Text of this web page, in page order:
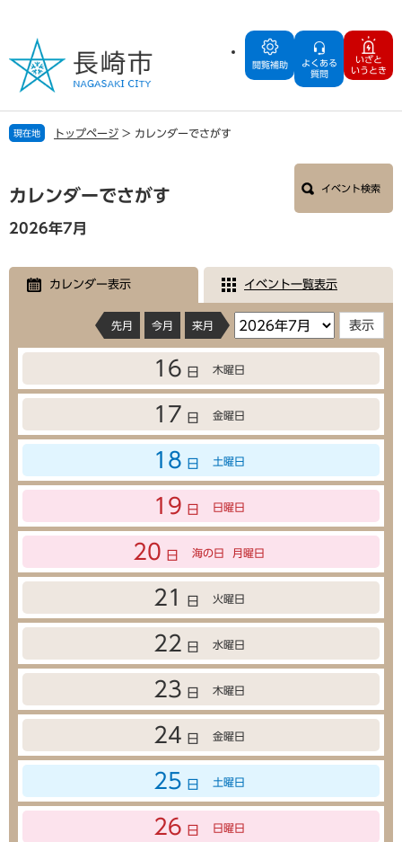
の
で
す
ー
ば
し
文
閲覧補助
よくある
質問
いざと
いうとき
現在地 トップページ > カレンダーでさがす
文
カレンダーでさがす イベント検索
2026年7月
カレンダー表示 イベント一覧表示
先月 今月 来月
16 日 木曜日
17 日 金曜日
18 日 土曜日
19 日 日曜日
20 日 海の日 月曜日
21 日 火曜日
22 日 水曜日
23 日 木曜日
24 日 金曜日
25 日 土曜日
26 日 日曜日